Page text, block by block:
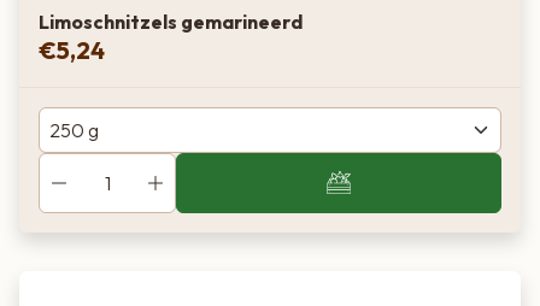
Limoschnitzels gemarineerd
€5,24